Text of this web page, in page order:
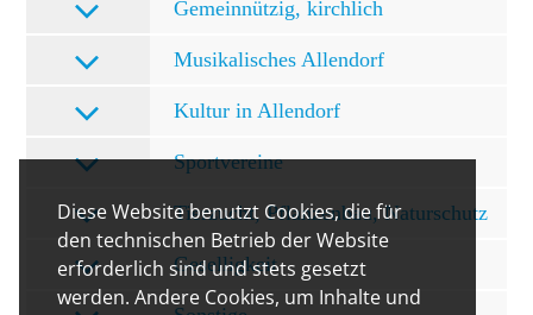
Diese Website benutzt Cookies, die für
den technischen Betrieb der Website
erforderlich sind und stets gesetzt
werden. Andere Cookies, um Inhalte und
Gemeinnützig, kirchlich
Musikalisches Allendorf
Kultur in Allendorf
Sportvereine
Tierzucht, Pflanzenbau, Naturschutz
Geselligkeit